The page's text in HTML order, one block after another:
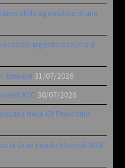
sfida agonistica di una
argento azzurro a
tornare 31/07/2026
nell’XCC 30/07/2026
della Gf Pinocchio
la Gran Fondo Marradi MTB